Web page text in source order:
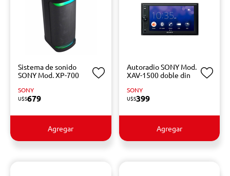
Sistema de sonido
SONY Mod. XP-700
SONY
U$S679
Agregar
Autoradio SONY Mod.
XAV-1500 doble din
SONY
U$S399
Agregar